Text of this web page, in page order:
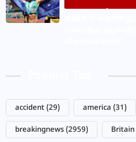
accident (29) america (31)
breakingnews (2959) Britain